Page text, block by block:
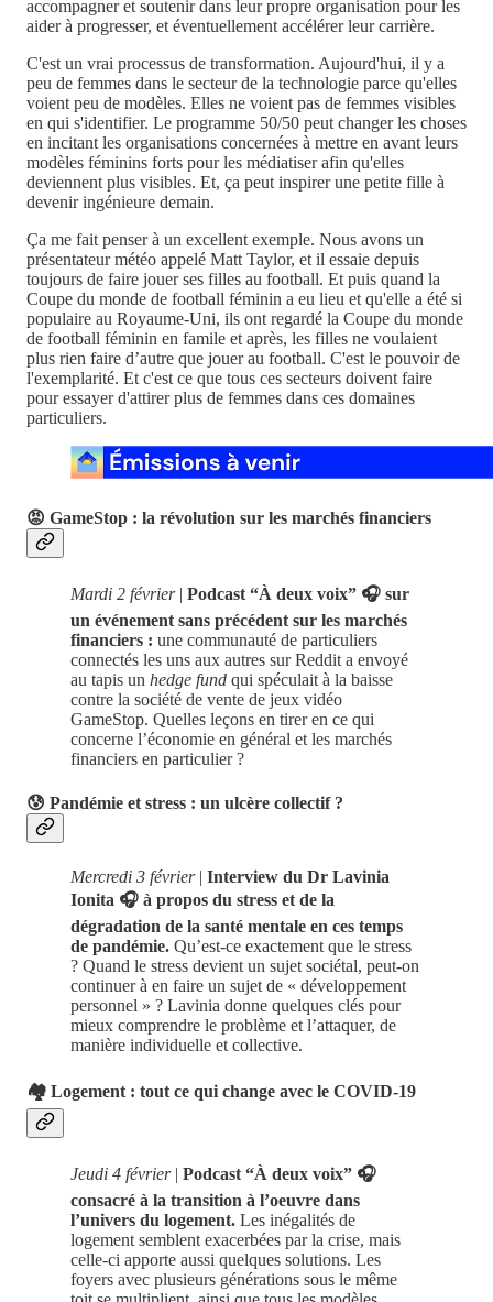
accompagner et soutenir dans leur propre organisation pour les
aider à progresser, et éventuellement accélérer leur carrière.
C'est un vrai processus de transformation. Aujourd'hui, il y a
peu de femmes dans le secteur de la technologie parce qu'elles
voient peu de modèles. Elles ne voient pas de femmes visibles
en qui s'identifier. Le programme 50/50 peut changer les choses
en incitant les organisations concernées à mettre en avant leurs
modèles féminins forts pour les médiatiser afin qu'elles
deviennent plus visibles. Et, ça peut inspirer une petite fille à
devenir ingénieure demain.
Ça me fait penser à un excellent exemple. Nous avons un
présentateur météo appelé Matt Taylor, et il essaie depuis
toujours de faire jouer ses filles au football. Et puis quand la
Coupe du monde de football féminin a eu lieu et qu'elle a été si
populaire au Royaume-Uni, ils ont regardé la Coupe du monde
de football féminin en famile et après, les filles ne voulaient
plus rien faire d’autre que jouer au football. C'est le pouvoir de
l'exemplarité. Et c'est ce que tous ces secteurs doivent faire
pour essayer d'attirer plus de femmes dans ces domaines
particuliers.
😡 GameStop : la révolution sur les marchés financiers
Mardi 2 février| Podcast “À deux voix” 🎧 sur
un événement sans précédent sur les marchés
financiers : une communauté de particuliers
connectés les uns aux autres sur Reddit a envoyé
au tapis un hedge fund qui spéculait à la baisse
contre la société de vente de jeux vidéo
GameStop. Quelles leçons en tirer en ce qui
concerne l’économie en général et les marchés
financiers en particulier ?
😰 Pandémie et stress : un ulcère collectif ?
Mercredi 3 février| Interview du Dr Lavinia
Ionita 🎧 à propos du stress et de la
dégradation de la santé mentale en ces temps
de pandémie. Qu’est-ce exactement que le stress
? Quand le stress devient un sujet sociétal, peut-on
continuer à en faire un sujet de « développement
personnel » ? Lavinia donne quelques clés pour
mieux comprendre le problème et l’attaquer, de
manière individuelle et collective.
🏘 Logement : tout ce qui change avec le COVID-19
Jeudi 4 février| Podcast “À deux voix” 🎧
consacré à la transition à l’oeuvre dans
l’univers du logement. Les inégalités de
logement semblent exacerbées par la crise, mais
celle-ci apporte aussi quelques solutions. Les
foyers avec plusieurs générations sous le même